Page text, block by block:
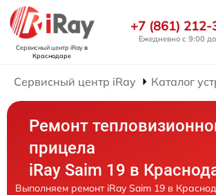
Сервисный центр iRayв
Краснодаре
+7 (861)
Ежедневно с 9:00
Сервисный центр iRay Каталог
Ремонт
прицела
iRay Saim 19 в
Выполняем ремонт iRay Saim 19 в